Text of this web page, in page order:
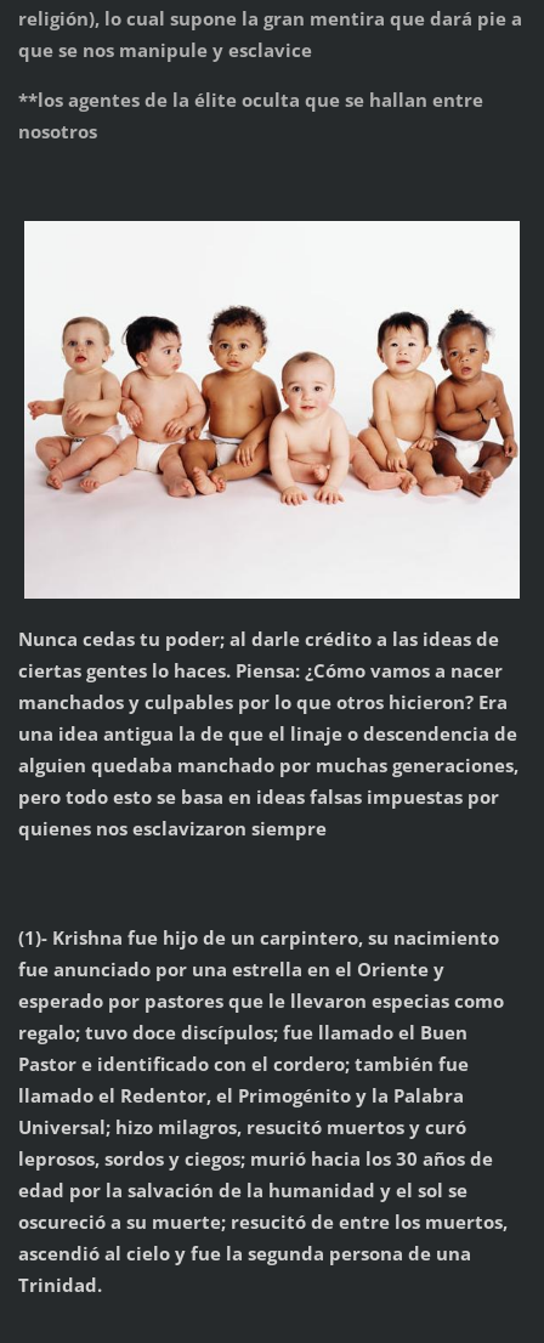
religión), lo cual supone la gran mentira que dará pie a
que se nos manipule y esclavice
**los agentes de la élite oculta que se hallan entre
nosotros
Nunca cedas tu poder; al darle crédito a las ideas de
ciertas gentes lo haces. Piensa: ¿Cómo vamos a nacer
manchados y culpables por lo que otros hicieron? Era
una idea antigua la de que el linaje o descendencia de
alguien quedaba manchado por muchas generaciones,
pero todo esto se basa en ideas falsas impuestas por
quienes nos esclavizaron siempre
(1)- Krishna fue hijo de un carpintero, su nacimiento
fue anunciado por una estrella en el Oriente y
esperado por pastores que le llevaron especias como
regalo; tuvo doce discípulos; fue llamado el Buen
Pastor e identificado con el cordero; también fue
llamado el Redentor, el Primogénito y la Palabra
Universal; hizo milagros, resucitó muertos y curó
leprosos, sordos y ciegos; murió hacia los 30 años de
edad por la salvación de la humanidad y el sol se
oscureció a su muerte; resucitó de entre los muertos,
ascendió al cielo y fue la segunda persona de una
Trinidad.